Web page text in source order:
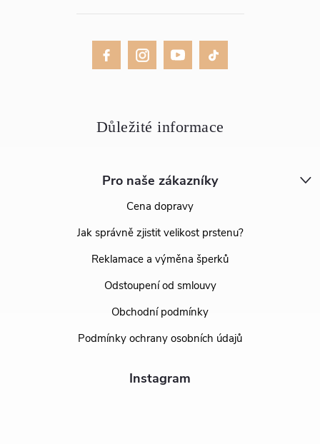
Pro naše zákazníky
Cena dopravy
Jak správně zjistit velikost prstenu?
Reklamace a výměna šperků
Odstoupení od smlouvy
Obchodní podmínky
Podmínky ochrany osobních údajů
Instagram